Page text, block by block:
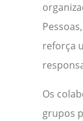
reforça
Os
grupos